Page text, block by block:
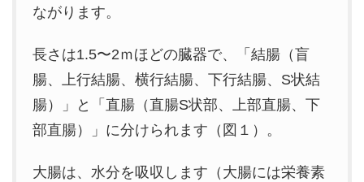
ながります。
長さは1.5〜2ｍほどの臓器で、「結腸（盲
腸、上行結腸、横行結腸、下行結腸、S状結
腸）」と「直腸（直腸S状部、上部直腸、下
部直腸）」に分けられます（図１）。
大腸は、水分を吸収します（大腸には栄養素